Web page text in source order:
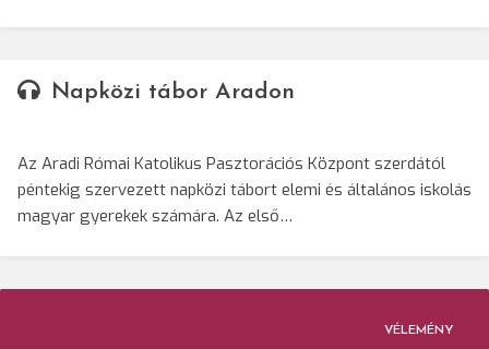
Napközi tábor Aradon
Az Aradi Római Katolikus Pasztorációs Központ szerdától
péntekig szervezett napközi tábort elemi és általános iskolás
magyar gyerekek számára. Az első…
VÉLEMÉNY